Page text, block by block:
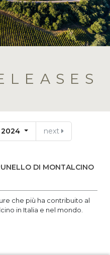
next
DI MONTALCINO
che più ha contribuito al
in Italia e nel mondo.